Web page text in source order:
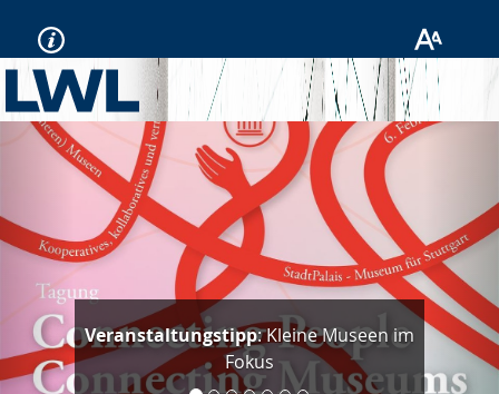
Veranstaltungstipp: Kleine Museen im
Fokus
Vorherige